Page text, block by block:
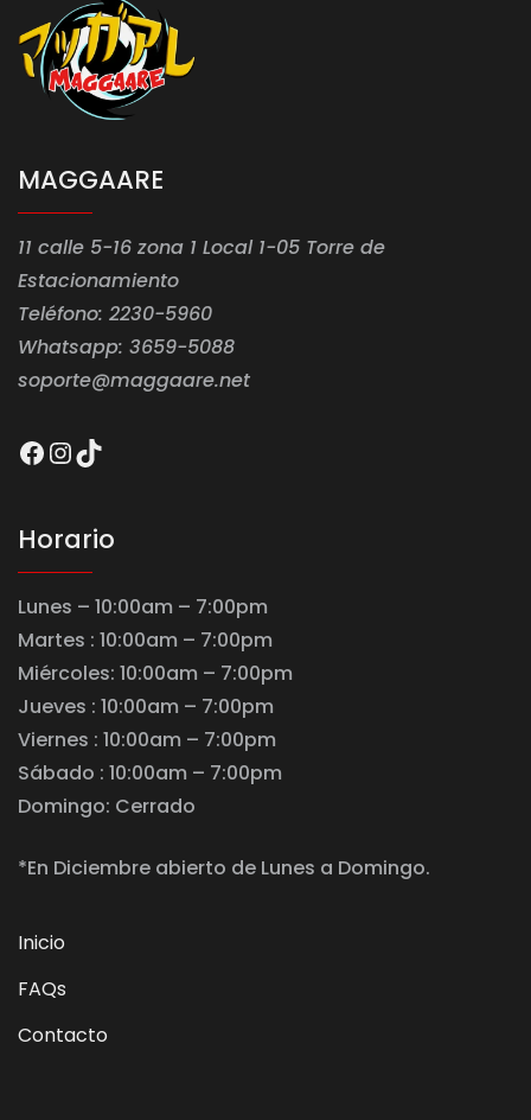
MAGGAARE
11 calle 5-16 zona 1 Local 1-05 Torre de
Estacionamiento
Teléfono: 2230-5960
Whatsapp: 3659-5088
soporte@maggaare.net
Facebook
Instagram
TikTok
Horario
Lunes – 10:00am – 7:00pm
Martes : 10:00am – 7:00pm
Miércoles: 10:00am – 7:00pm
Jueves : 10:00am – 7:00pm
Viernes : 10:00am – 7:00pm
Sábado : 10:00am – 7:00pm
Domingo: Cerrado
*En Diciembre abierto de Lunes a Domingo.
Inicio
FAQs
Contacto